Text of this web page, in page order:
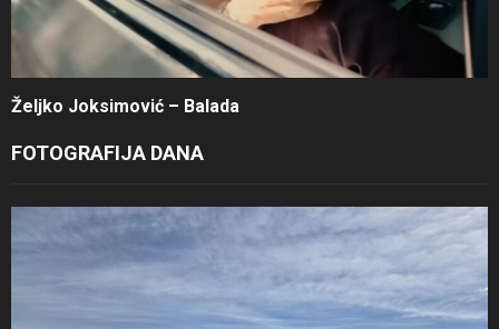
Željko Joksimović – Balada
FOTOGRAFIJA DANA